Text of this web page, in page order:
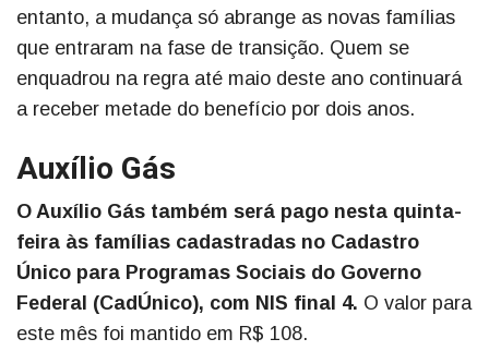
entanto, a mudança só abrange as novas famílias
que entraram na fase de transição. Quem se
enquadrou na regra até maio deste ano continuará
a receber metade do benefício por dois anos.
Auxílio Gás
O Auxílio Gás também será pago nesta quinta-
feira às famílias cadastradas no Cadastro
Único para Programas Sociais do Governo
Federal (CadÚnico), com NIS final 4. O valor para
este mês foi mantido em R$ 108.